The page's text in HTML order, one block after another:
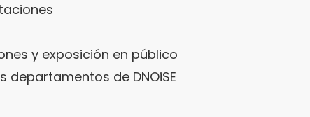
y exposición en público
de DNOiSE